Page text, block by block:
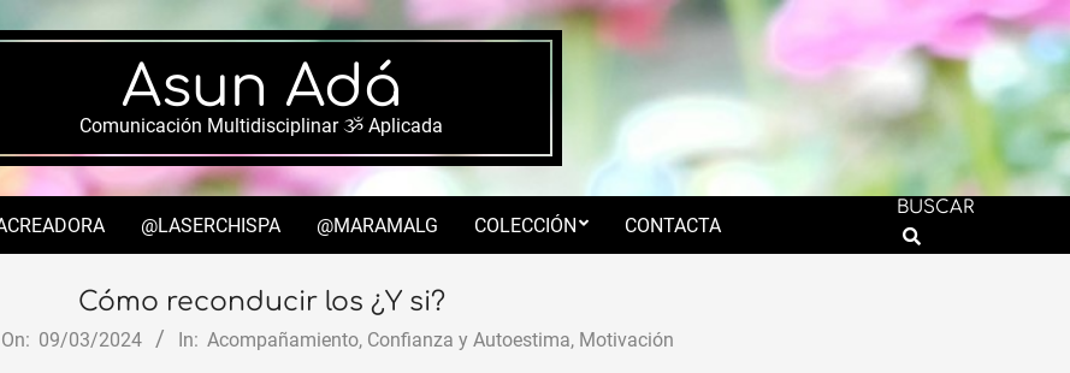
Asun Adá
Comunicación Multidisciplinar ૐ Aplicada
Secondary
Menu
@LASERCHISPA @MARAMALG COLECCIÓN CONTACTA
BUSCAR
Search
Cómo reconducir los ¿Y si?
On: 09/03/2024 In: Acompañamiento, Confianza y Autoestima, Motivación